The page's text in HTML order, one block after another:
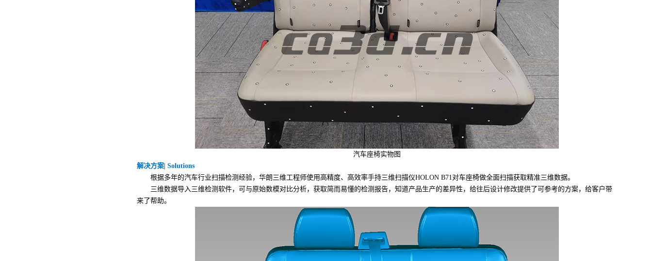
汽车座椅实物图
解决方案| Solutions
根据多年的汽车行业扫描检测经验，华朗三维工程师使用高精度、高效率手持三维扫描仪HOLON B71对车座椅做全面扫描获取精准三维数据。
三维数据导入三维检测软件，可与原始数模对比分析，获取简而易懂的检测报告，知道产品生产的差异性，给往后设计修改提供了可参考的方案，给客户带
来了帮助。